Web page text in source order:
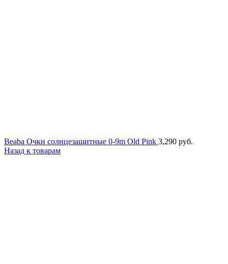
Beaba Очки солнцезащитные 0-9m Old Pink 3,290 руб.
Назад к товарам